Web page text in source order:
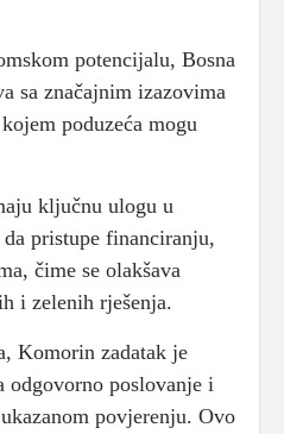
potencijalu, Bosna
sa značajnim izazovima
poduzeća mogu
ključnu ulogu u
pristupe financiranju,
čime se olakšava
i zelenih rješenja.
Komorin zadatak je
odgovorno poslovanje i
povjerenju. Ovo